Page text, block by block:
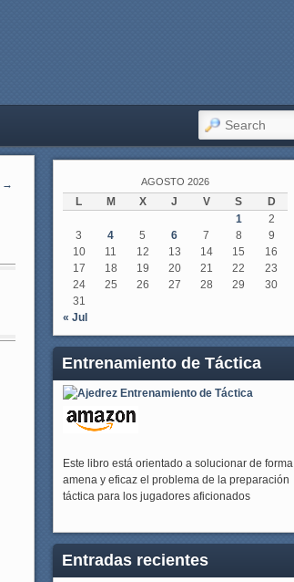
SEARCH
→ AGOSTO 2026
L M X J V S
D
1
2
3
4 5 6 7 8
9
10
11 12 13 14 15
16
17
18 19 20 21 22
23
24
25 26 27 28 29
30
31
« Jul
Entrenamiento de Táctica
Este libro está orientado a solucionar de forma
amena y eficaz el problema de la preparación
táctica para los jugadores aficionados
Entradas recientes